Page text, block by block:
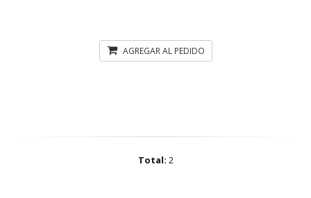
AGREGAR AL PEDIDO
Total: 2